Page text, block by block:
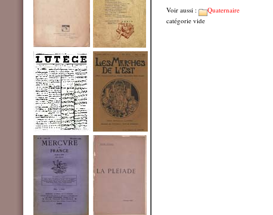
Voir aussi :
Quaternaire
catégorie vide